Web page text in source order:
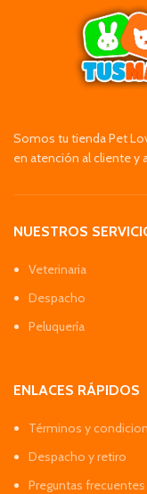
Somos tu tienda Pet
en atención al cliente y
NUESTROS
Veterinaria
Despacho
Peluquería
ENLACES RÁPIDOS
Términos y
Despacho y retiro
Preguntas frecuentes